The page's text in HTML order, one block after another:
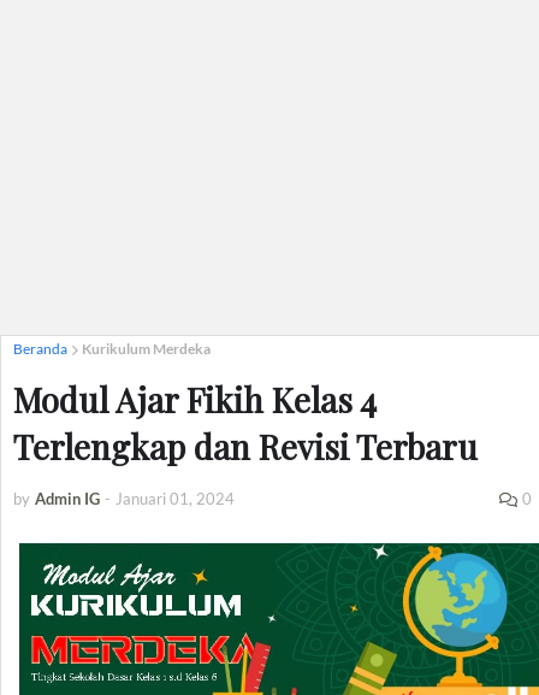
Beranda Kurikulum Merdeka
Modul Ajar Fikih Kelas 4
Terlengkap dan Revisi Terbaru
by Admin IG - Januari 01, 2024 0